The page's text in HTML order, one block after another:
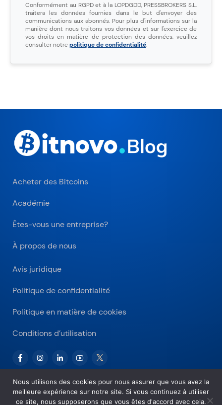
Conformément au RGPD et à la LOPDGDD, PRESSBROKERS S.L.
traitera les données fournies dans le but d'envoyer des
communications aux abonnés. Pour plus d'informations sur la
manière dont nous traitons vos données et sur l'exercice de
vos droits en matière de protection des données, veuillez
consulter notrepolitique de confidentialité.
Acheter des Bitcoins
Académie
Êtes-vous une entreprise?
À propos de nous
Avis juridique
Politique de confidentialité
Politique en matière de cookies
Conditions d’utilisation
Copyright © 2026 Bitnovo.com
Nous utilisons des cookies pour nous assurer que vous avez la
meilleure expérience sur notre site. Si vous continuez à utiliser
ce site, nous supposerons que vous êtes d'accord avec cela.